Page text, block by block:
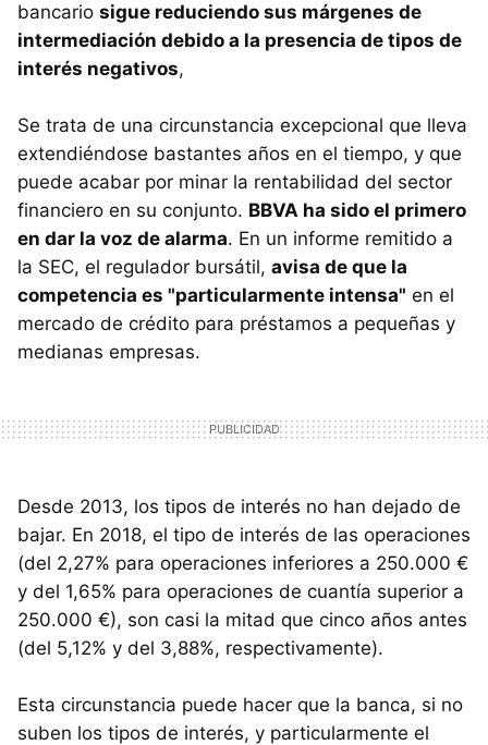
bancario sigue reduciendo sus márgenes de
intermediación debido a la presencia de tipos de
interés negativos,
Se trata de una circunstancia excepcional que lleva
extendiéndose bastantes años en el tiempo, y que
puede acabar por minar la rentabilidad del sector
financiero en su conjunto. BBVA ha sido el primero
en dar la voz de alarma. En un informe remitido a
la SEC, el regulador bursátil, avisa de que la
competencia es "particularmente intensa" en el
mercado de crédito para préstamos a pequeñas y
medianas empresas.
Desde 2013, los tipos de interés no han dejado de
bajar. En 2018, el tipo de interés de las operaciones
(del 2,27% para operaciones inferiores a 250.000 €
y del 1,65% para operaciones de cuantía superior a
250.000 €), son casi la mitad que cinco años antes
(del 5,12% y del 3,88%, respectivamente).
Esta circunstancia puede hacer que la banca, si no
suben los tipos de interés, y particularmente el